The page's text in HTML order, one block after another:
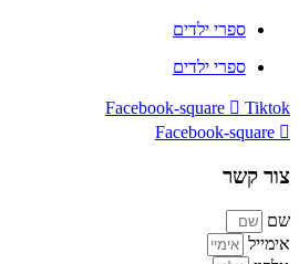
ספרי ילדים
ספרי ילדים
Facebook-square
Tiktok
Facebook-square
צור קשר
שם
אימייל